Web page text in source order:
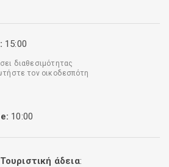
15:00
διαθεσιμότητας
τον οικοδεσπότη
10:00
άδεια: